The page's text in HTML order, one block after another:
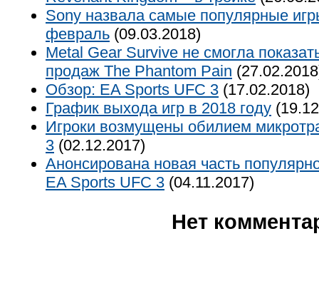
Sony назвала самые популярные
февраль (09.03.2018)
Metal Gear Survive не смогла
продаж The Phantom Pain
Обзор: EA Sports UFC 3 (17.02.2018)
График выхода игр в 2018 году
Игроки возмущены обилием
3 (02.12.2017)
Анонсирована новая часть
EA Sports UFC 3 (04.11.2017)
Нет